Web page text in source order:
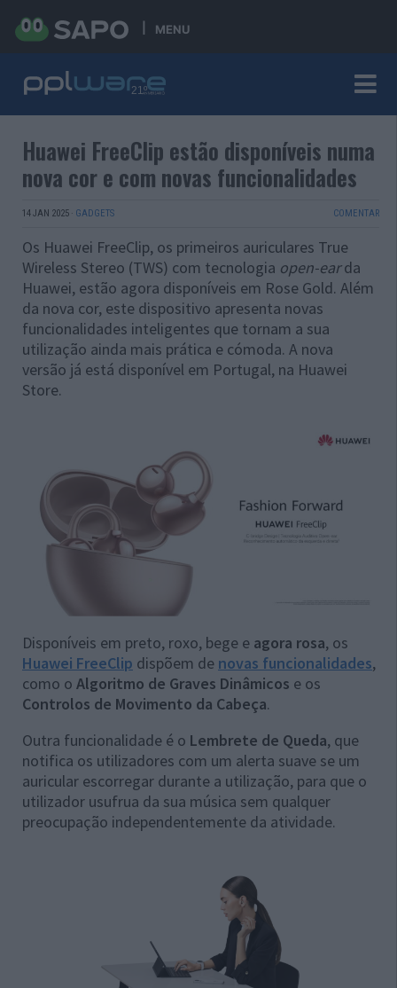
MENU
Huawei FreeClip estão disponíveis numa
nova cor e com novas funcionalidades
14 JAN 2025 · GADGETS COMENTAR
Os Huawei FreeClip, os primeiros auriculares True
Wireless Stereo (TWS) com tecnologia open-earda
Huawei, estão agora disponíveis em Rose Gold. Além
da nova cor, este dispositivo apresenta novas
funcionalidades inteligentes que tornam a sua
utilização ainda mais prática e cómoda. A nova
versão já está disponível em Portugal, na Huawei
Store.
Disponíveis em preto, roxo, bege e agora rosa, os
Huawei FreeClip dispõem de novas funcionalidades,
como o Algoritmo de Graves Dinâmicos e os
Controlos de Movimento da Cabeça.
Outra funcionalidade é o Lembrete de Queda, que
notifica os utilizadores com um alerta suave se um
auricular escorregar durante a utilização, para que o
utilizador usufrua da sua música sem qualquer
preocupação independentemente da atividade.